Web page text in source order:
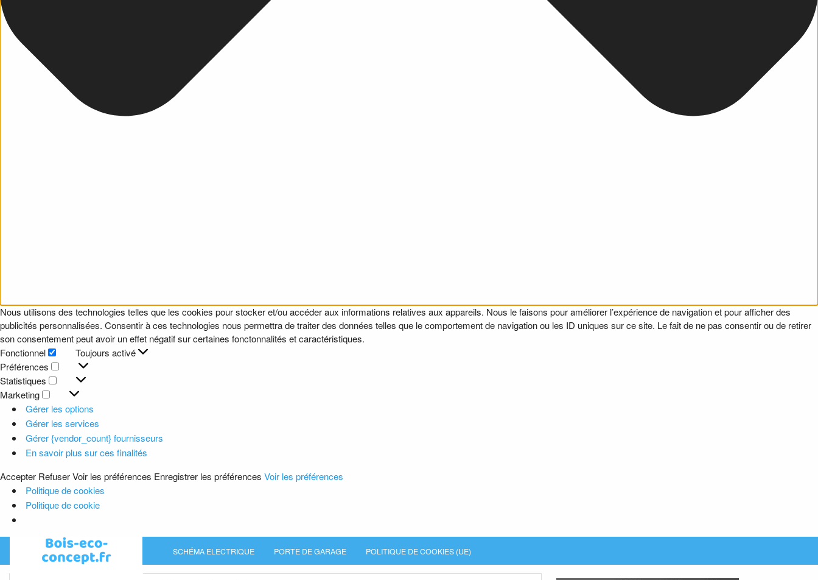
Nous utilisons des technologies telles que les cookies pour stocker et/ou accéder aux informations relatives aux appareils. Nous le faisons pour améliorer l’expérience de navigation et pour afficher des
publicités personnalisées. Consentir à ces technologies nous permettra de traiter des données telles que le comportement de navigation ou les ID uniques sur ce site. Le fait de ne pas consentir ou de retirer
son consentement peut avoir un effet négatif sur certaines fonctonnalités et caractéristiques.
Fonctionnel
Fonctionnel
Toujours activé
Préférences
Préférences
Statistiques
Statistiques
Marketing
Marketing
Gérer les options
Gérer les services
Gérer {vendor_count} fournisseurs
En savoir plus sur ces finalités
Accepter RefuserVoir les préférences Enregistrer les préférences Voir les préférences
Politique de cookies
Politique de cookie
SCHÉMA ELECTRIQUE PORTE DE GARAGE POLITIQUE DE COOKIES (UE)